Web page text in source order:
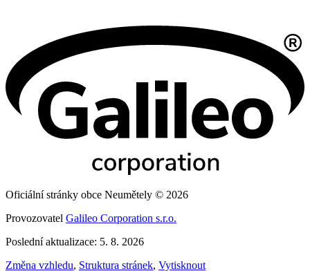
Oficiální stránky obce Neumětely © 2026
Provozovatel Galileo Corporation s.r.o.
Poslední aktualizace: 5. 8. 2026
Změna vzhledu, Struktura stránek, Vytisknout